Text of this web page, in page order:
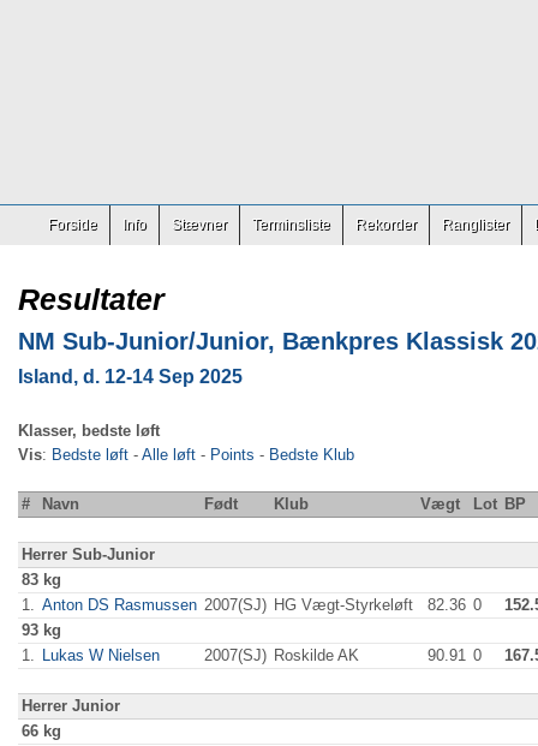
Forside Info Stævner Terminsliste Rekorder Ranglister
Resultater
NM Sub-Junior/Junior, Bænkpres Klassisk
Island, d. 12-14 Sep 2025
Klasser, bedste løft
Vis: Bedste løft - Alle løft - Points - Bedste Klub
# Navn Født Klub Vægt Lot BP
Herrer Sub-Junior
83 kg
1. Anton DS Rasmussen 2007(SJ) HG Vægt-Styrkeløft 82.36 0
93 kg
1. Lukas W Nielsen 2007(SJ) Roskilde AK 90.91 0
Herrer Junior
66 kg